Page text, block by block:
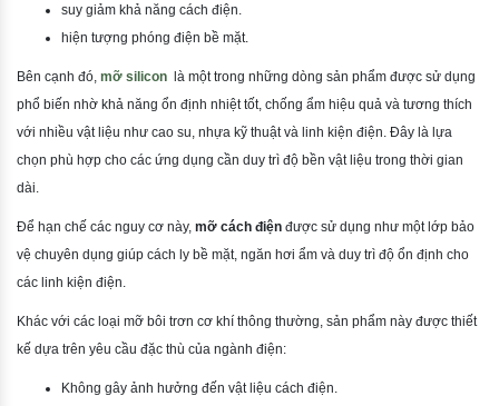
suy giảm khả năng cách điện.
hiện tượng phóng điện bề mặt.
Bên cạnh đó, mỡ silicon
là một trong những dòng sản phẩm được sử dụng
phổ biến nhờ khả năng ổn định nhiệt tốt, chống ẩm hiệu quả và tương thích
với nhiều vật liệu như cao su, nhựa kỹ thuật và linh kiện điện. Đây là lựa
chọn phù hợp cho các ứng dụng cần duy trì độ bền vật liệu trong thời gian
dài.
Để hạn chế các nguy cơ này, mỡ cách điện được sử dụng như một lớp bảo
vệ chuyên dụng giúp cách ly bề mặt, ngăn hơi ẩm và duy trì độ ổn định cho
các linh kiện điện.
Khác với các loại mỡ bôi trơn cơ khí thông thường, sản phẩm này được thiết
kế dựa trên yêu cầu đặc thù của ngành điện:
Không gây ảnh hưởng đến vật liệu cách điện.